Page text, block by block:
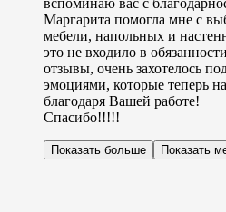
вспоминаю вас с
Маргарита помогла мне с
мебели, напольных и
это не входило в
отзывы, очень захотелось
эмоциями, которые теперь
благодаря Вашей работе!
Спасибо!!!!!
Показать больше Показать